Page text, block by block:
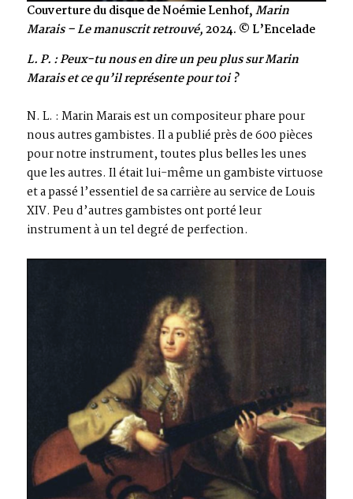
Couverture du disque de Noémie Lenhof,Marin
Marais – Le manuscrit retrouvé,2024. © L’Encelade
L. P. : Peux-tu nous en dire un peu plus sur Marin
Marais et ce qu’il représente pour toi ?
N. L. : Marin Marais est un compositeur phare pour
nous autres gambistes. Il a publié près de 600 pièces
pour notre instrument, toutes plus belles les unes
que les autres. Il était lui-même un gambiste virtuose
et a passé l’essentiel de sa carrière au service de Louis
XIV. Peu d’autres gambistes ont porté leur
instrument à un tel degré de perfection.